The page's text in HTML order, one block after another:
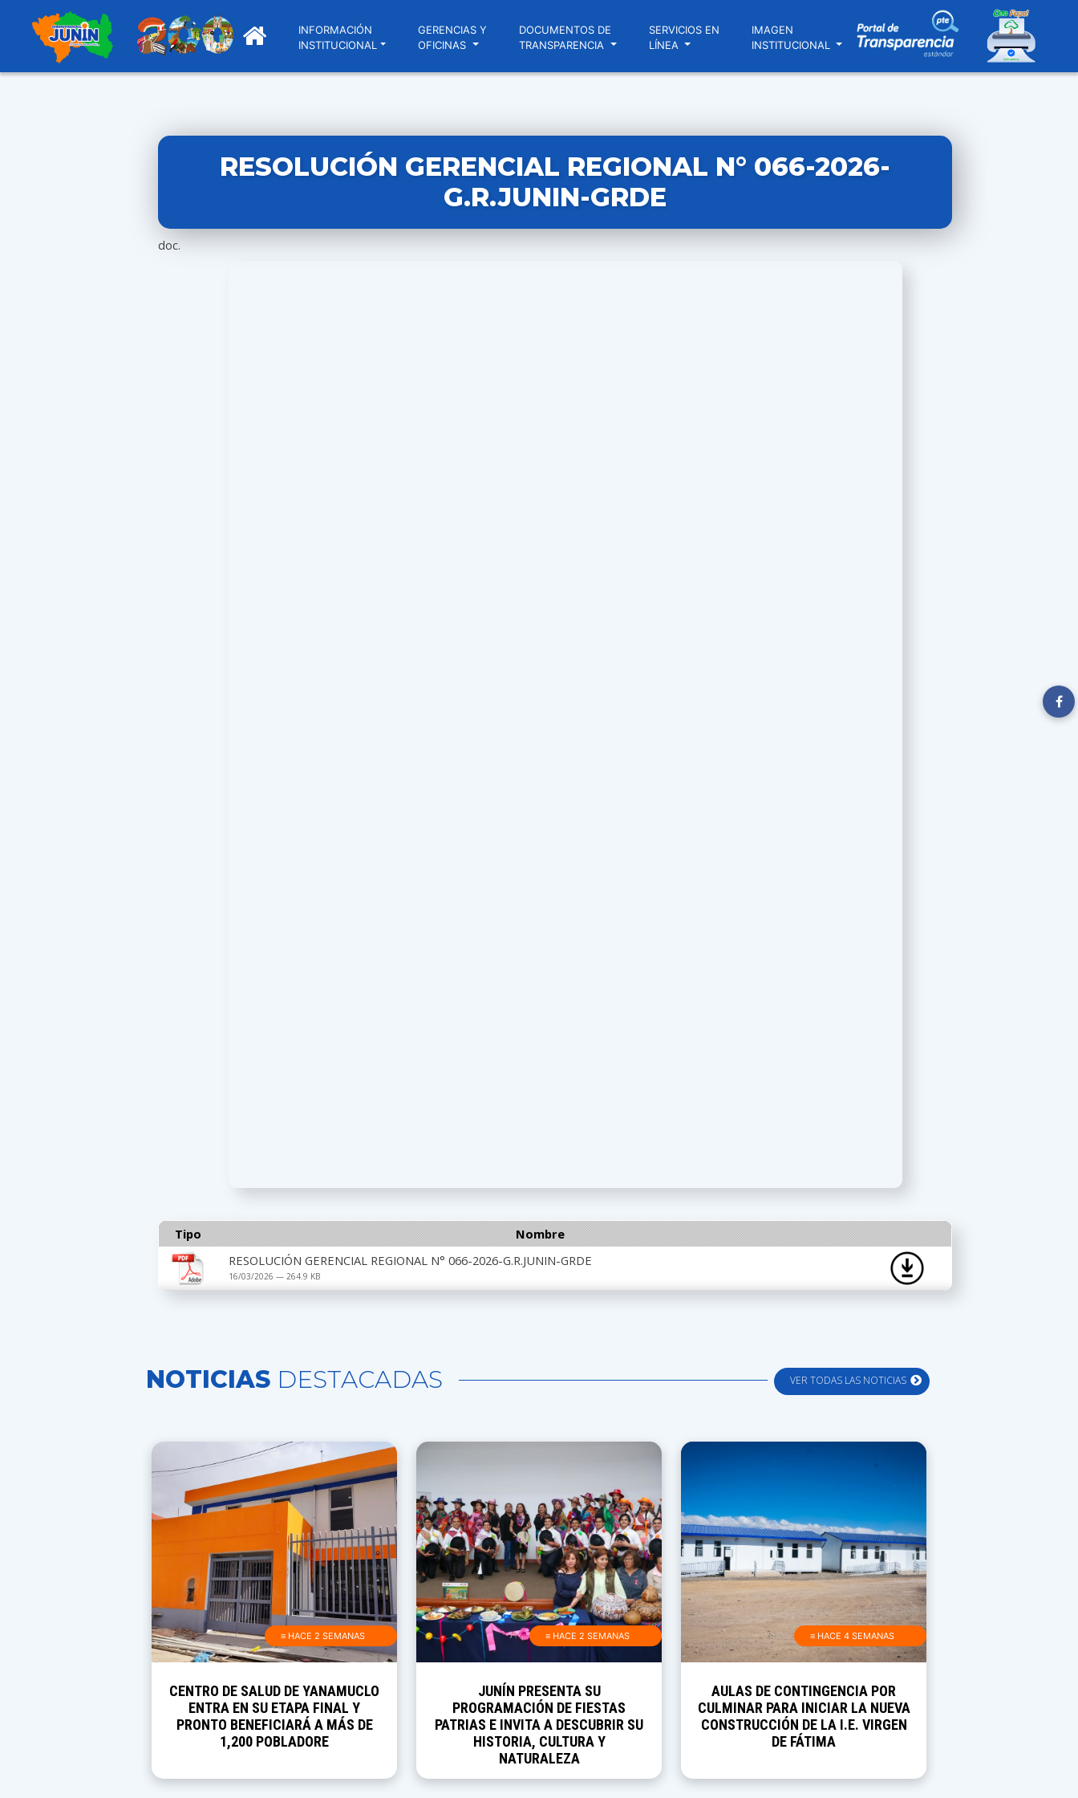
INFORMACIÓN
INSTITUCIONAL
GERENCIAS Y
OFICINAS
DOCUMENTOS DE
TRANSPARENCIA
SERVICIOS EN
LÍNEA
IMAGEN
INSTITUCIONAL
RESOLUCIÓN GERENCIAL REGIONAL N° 066-2026-
G.R.JUNIN-GRDE
doc.
Tipo
Nombre
RESOLUCIÓN GERENCIAL REGIONAL N° 066-2026-G.R.JUNIN-GRDE
16/03/2026 — 264.9 KB
VER TODAS LAS NOTICIAS
NOTICIAS DESTACADAS
≡ HACE 2 SEMANAS
CENTRO DE SALUD DE YANAMUCLO
ENTRA EN SU ETAPA FINAL Y
PRONTO BENEFICIARÁ A MÁS DE
1,200 POBLADORE
≡ HACE 2 SEMANAS
JUNÍN PRESENTA SU
PROGRAMACIÓN DE FIESTAS
PATRIAS E INVITA A DESCUBRIR SU
HISTORIA, CULTURA Y
NATURALEZA
≡ HACE 4 SEMANAS
AULAS DE CONTINGENCIA POR
CULMINAR PARA INICIAR LA NUEVA
CONSTRUCCIÓN DE LA I.E. VIRGEN
DE FÁTIMA